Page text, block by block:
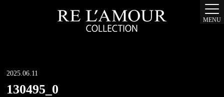
MENU
2025.06.11
130495_0